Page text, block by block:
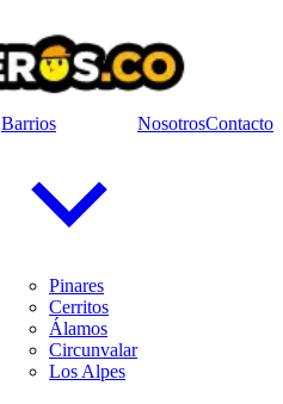
Barrios
Pinares
Cerritos
Álamos
Circunvalar
Los Alpes
NosotrosContacto